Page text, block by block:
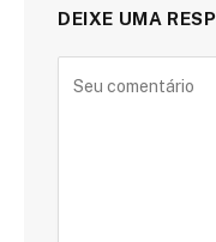
DEIXE UMA